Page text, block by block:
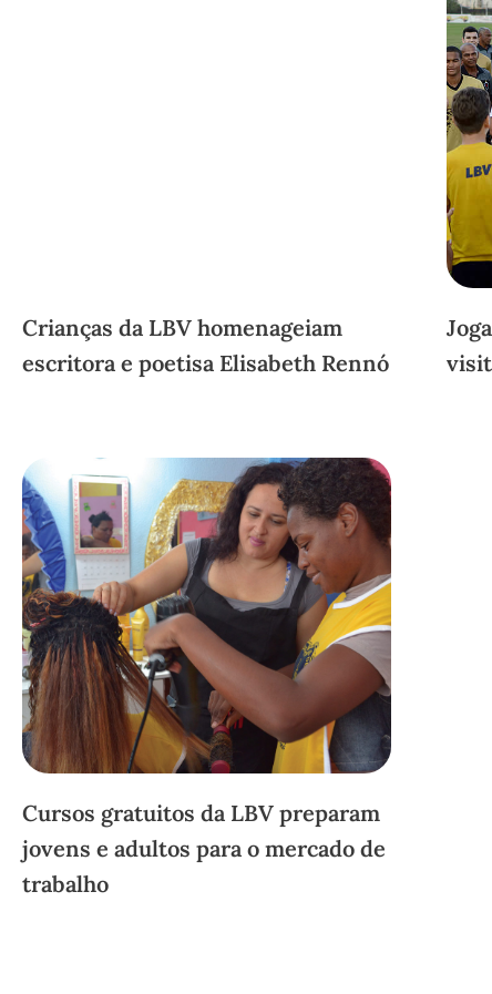
Crianças da LBV homenageiam
escritora e poetisa Elisabeth Rennó
Cursos gratuitos da LBV preparam
jovens e adultos para o mercado de
trabalho